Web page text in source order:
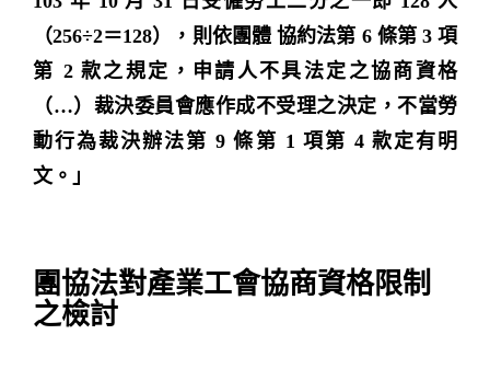
（256÷2＝128），則依團體 協約法第 6 條第 3 項
第 2 款之規定，申請人不具法定之協商資格
（…）裁決委員會應作成不受理之決定，不當勞
動行為裁決辦法第 9 條第 1 項第 4 款定有明
文。」
團協法對產業工會協商資格限制
之檢討